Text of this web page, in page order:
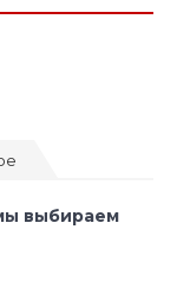
выбираем